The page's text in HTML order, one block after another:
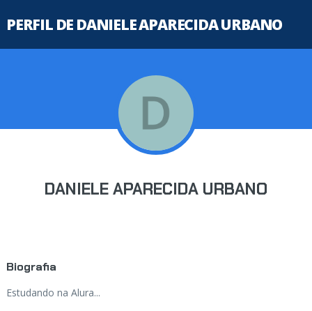
PERFIL DE DANIELE APARECIDA URBANO
DANIELE APARECIDA URBANO
Biografia
Estudando na Alura...